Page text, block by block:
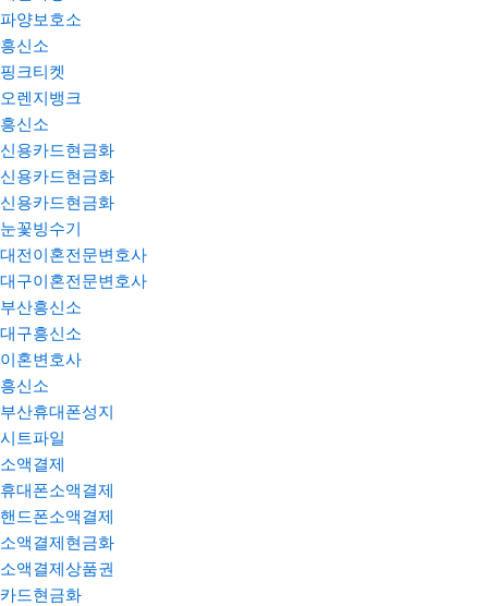
파양보호소
흥신소
핑크티켓
오렌지뱅크
흥신소
신용카드현금화
신용카드현금화
신용카드현금화
눈꽃빙수기
대전이혼전문변호사
대구이혼전문변호사
부산흥신소
대구흥신소
이혼변호사
흥신소
부산휴대폰성지
시트파일
소액결제
휴대폰소액결제
핸드폰소액결제
소액결제현금화
소액결제상품권
카드현금화